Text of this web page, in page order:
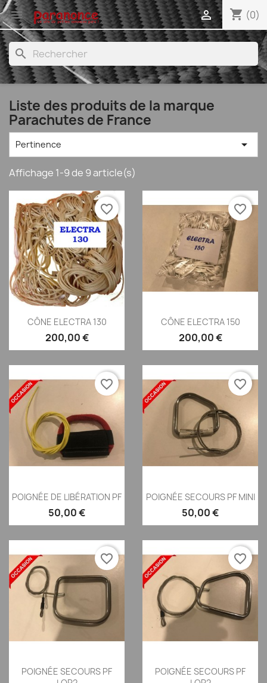
 shopping_cart (0)

search
Liste des produits de la marque
Parachutes de France
Pertinence 
Affichage 1-9 de 9 article(s)
Aperçu rapide
CÔNE ELECTRA 130
200,00 €
favorite_border
Aperçu rapide
CÔNE ELECTRA 150
200,00 €
favorite_border
Aperçu rapide
POIGNÉE DE LIBÉRATION PF
50,00 €
favorite_border
Aperçu rapide
POIGNÉE SECOURS PF MINI
50,00 €
favorite_border
Aperçu rapide
POIGNÉE SECOURS PF
favorite_border
Aperçu rapide
POIGNÉE SECOURS PF
favorite_border